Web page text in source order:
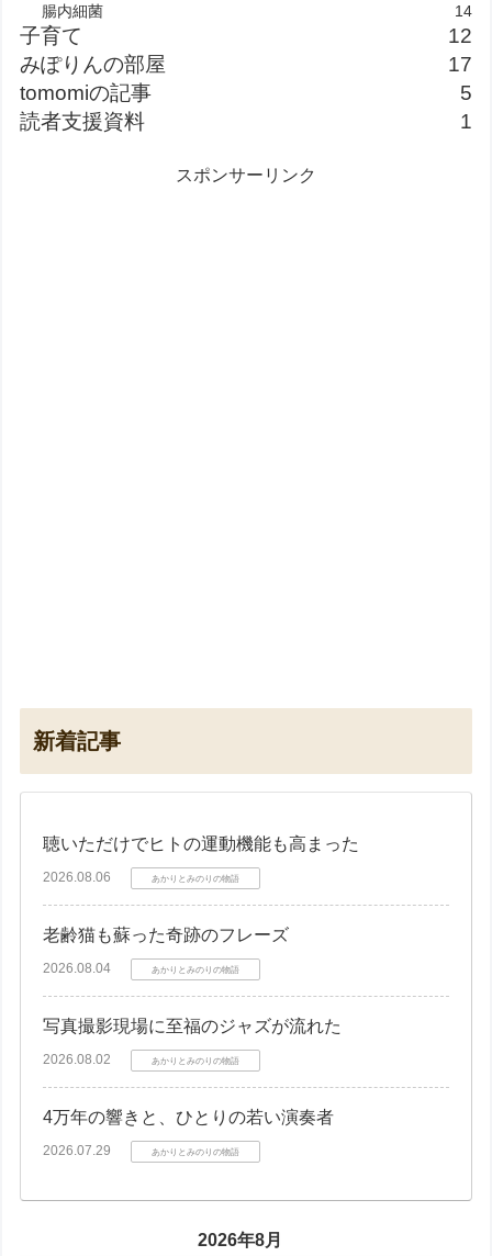
腸内細菌
14
子育て
12
みぽりんの部屋
17
tomomiの記事
5
読者支援資料
1
スポンサーリンク
新着記事
聴いただけでヒトの運動機能も高まった
2026.08.06 あかりとみのりの物語
老齢猫も蘇った奇跡のフレーズ
2026.08.04 あかりとみのりの物語
写真撮影現場に至福のジャズが流れた
2026.08.02 あかりとみのりの物語
4万年の響きと、ひとりの若い演奏者
2026.07.29 あかりとみのりの物語
2026年8月